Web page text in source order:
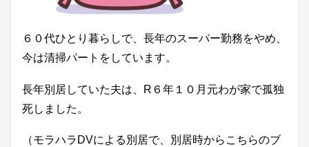
６０代ひとり暮らしで、長年のスーパー勤務をやめ、
今は清掃パートをしています。
長年別居していた夫は、R６年１０月元わが家で孤独
死しました。
（モラハラDVによる別居で、別居時からこちらのブ